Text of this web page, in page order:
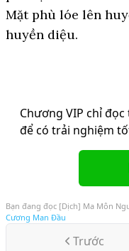
Mặt phù lóe lên
huyền diệu.
Chương VIP chỉ
để có trải nghiệm
Bạn đang đọc [Dịch] Ma Môn
Cương Man Đầu
Trước